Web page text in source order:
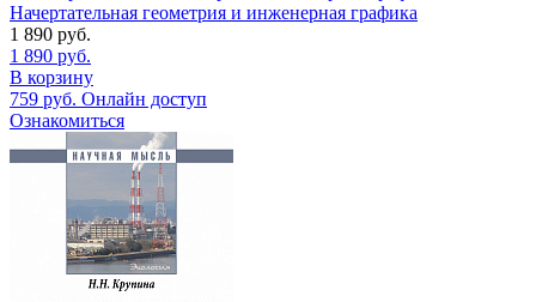
Начертательная геометрия и инженерная графика
1 890 руб.
1 890 руб.
В корзину
759 руб. Онлайн доступ
Ознакомиться